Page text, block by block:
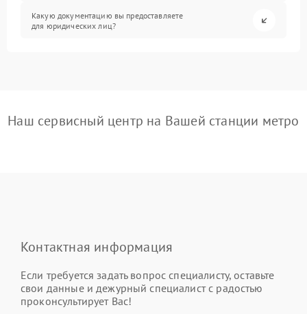
Какую документацию вы предоставляете
для юридических лиц?
Наш сервисный центр на Вашей станции метро
Контактная информация
Если требуется задать вопрос специалисту, оставьте
свои данные и дежурный специалист с радостью
проконсультирует Вас!